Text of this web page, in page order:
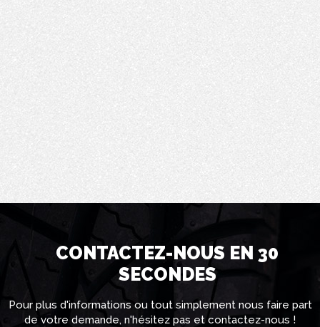
CONTACTEZ-NOUS EN 30
SECONDES
Pour plus d'informations ou tout simplement nous faire part
de votre demande, n'hésitez pas et contactez-nous !